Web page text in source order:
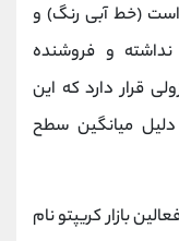
(خط آبی رنگ) و
نداشته و فروشنده
قرار دارد که این
میانگین سطح
بازار کریپتو نام